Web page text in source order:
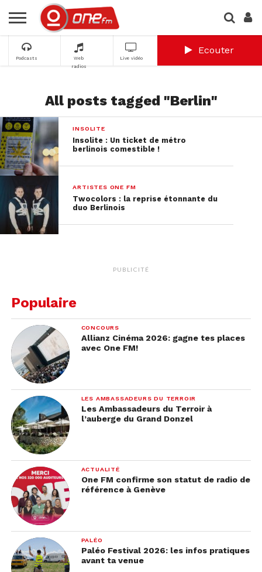
Podcasts
Web
radios
Live vidéo
Ecouter
All posts tagged "Berlin"
INSOLITE
Insolite : Un ticket de métro
berlinois comestible !
ARTISTES ONE FM
Twocolors : la reprise étonnante du
duo Berlinois
PUBLICITÉ
Populaire
CONCOURS
Allianz Cinéma 2026: gagne tes places
avec One FM!
LES AMBASSADEURS DU TERROIR
Les Ambassadeurs du Terroir à
l’auberge du Grand Donzel
ACTUALITÉ
One FM confirme son statut de radio de
référence à Genève
PALÉO
Paléo Festival 2026: les infos pratiques
avant ta venue